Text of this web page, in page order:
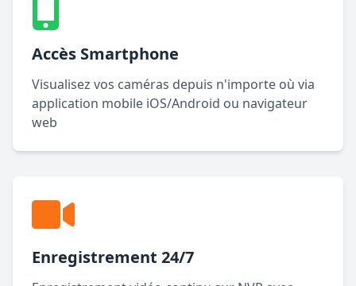
Accès Smartphone
Visualisez vos caméras depuis n'importe où via
application mobile iOS/Android ou navigateur
web
Enregistrement 24/7